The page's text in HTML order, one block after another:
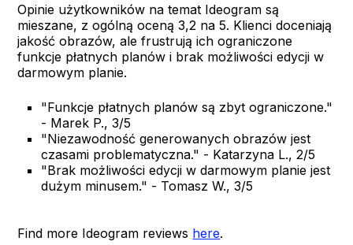
Opinie użytkowników na temat Ideogram są
mieszane, z ogólną oceną 3,2 na 5. Klienci doceniają
jakość obrazów, ale frustrują ich ograniczone
funkcje płatnych planów i brak możliwości edycji w
darmowym planie.
"Funkcje płatnych planów są zbyt ograniczone."
- Marek P., 3/5
"Niezawodność generowanych obrazów jest
czasami problematyczna." - Katarzyna L., 2/5
"Brak możliwości edycji w darmowym planie jest
dużym minusem." - Tomasz W., 3/5
Find more Ideogram reviews here.